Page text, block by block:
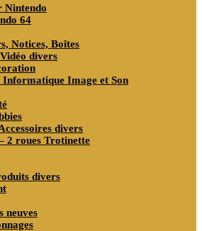
Nintendo
64
Notices, Boîtes
divers
Image et Son
divers
2 roues Trotinette
divers
neuves